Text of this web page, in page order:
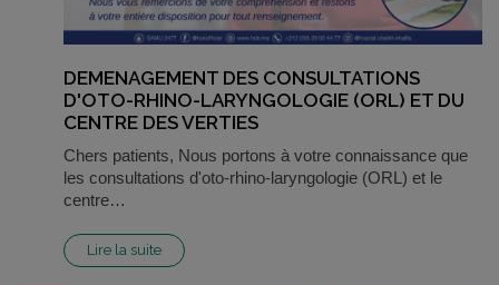
DEMENAGEMENT DES CONSULTATIONS
D'OTO-RHINO-LARYNGOLOGIE (ORL) ET DU
CENTRE DES VERTIES
Chers patients, Nous portons à votre connaissance que
les consultations d'oto-rhino-laryngologie (ORL) et le
centre…
Lire la suite